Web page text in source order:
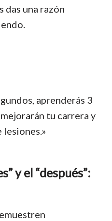
das una razón
aprenderás 3
tu carrera y
y el “después”: